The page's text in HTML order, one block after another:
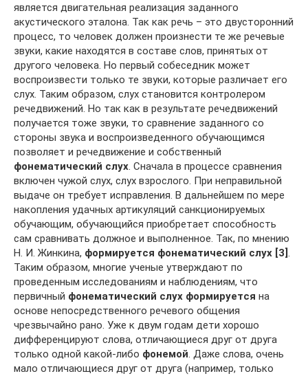
является двигательная реализация заданного
акустического эталона. Так как речь – это двусторонний
процесс, то человек должен произнести те же речевые
звуки, какие находятся в составе слов, принятых от
другого человека. Но первый собеседник может
воспроизвести только те звуки, которые различает его
слух. Таким образом, слух становится контролером
речедвижений. Но так как в результате речедвижений
получается тоже звуки, то сравнение заданного со
стороны звука и воспроизведенного обучающимся
позволяет и речедвижение и собственный
фонематический слух. Сначала в процессе сравнения
включен чужой слух, слух взрослого. При неправильной
выдаче он требует исправления. В дальнейшем по мере
накопления удачных артикуляций санкционируемых
обучающим, обучающийся приобретает способность
сам сравнивать должное и выполненное. Так, по мнению
Н. И. Жинкина, формируется фонематический слух [3].
Таким образом, многие ученые утверждают по
проведенным исследованиям и наблюдениям, что
первичный фонематический слух формируется на
основе непосредственного речевого общения
чрезвычайно рано. Уже к двум годам дети хорошо
дифференцируют слова, отличающиеся друг от друга
только одной какой-либо фонемой. Даже слова, очень
мало отличающиеся друг от друга (например, только